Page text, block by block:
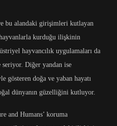
bu alandaki girişimleri kutlayan
kurduğu ilişkinin
hayvancılık uygulamaları da
Diğer yandan ise
gösteren doğa ve yaban hayatı
dünyanın güzelliğini kutluyor.
and Humans’ koruma